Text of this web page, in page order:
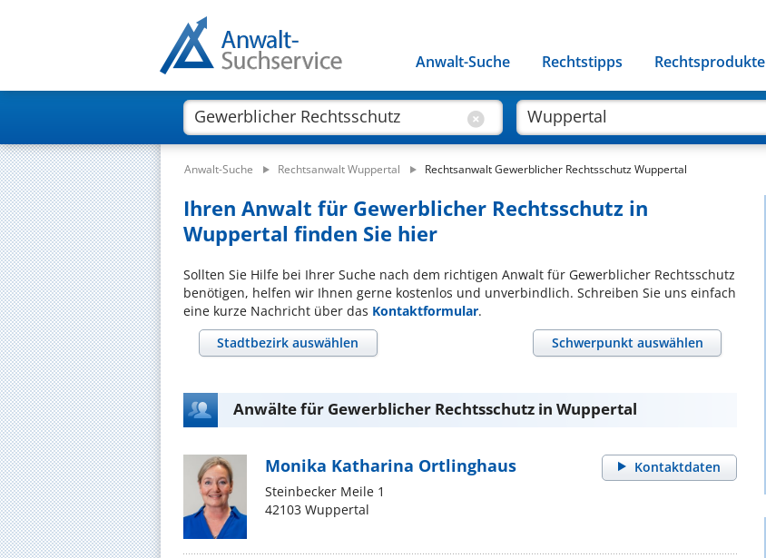
Anwalt-Suche Rechtstipps Rechtsprodukte
Anwalt-Suche Rechtsanwalt Wuppertal Rechtsanwalt Gewerblicher Rechtsschutz Wuppertal
Ihren Anwalt für Gewerblicher Rechtsschutz in
Wuppertal finden Sie hier
Sollten Sie Hilfe bei Ihrer Suche nach dem richtigen Anwalt für Gewerblicher Rechtsschutz
benötigen, helfen wir Ihnen gerne kostenlos und unverbindlich. Schreiben Sie uns einfach
eine kurze Nachricht über das Kontaktformular.
Stadtbezirk auswählen
Schwerpunkt auswählen
Anwälte für Gewerblicher Rechtsschutz in Wuppertal
Kontaktdaten
Monika Katharina Ortlinghaus
Steinbecker Meile 1
42103 Wuppertal